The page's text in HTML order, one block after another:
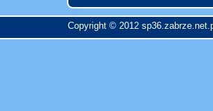
Copyright © 2012